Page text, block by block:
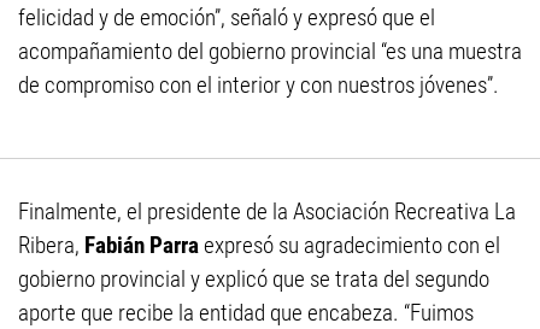
felicidad y de emoción”, señaló y expresó que el
acompañamiento del gobierno provincial “es una muestra
de compromiso con el interior y con nuestros jóvenes”.
Finalmente, el presidente de la Asociación Recreativa La
Ribera, Fabián Parraexpresó su agradecimiento con el
gobierno provincial y explicó que se trata del segundo
aporte que recibe la entidad que encabeza. “Fuimos